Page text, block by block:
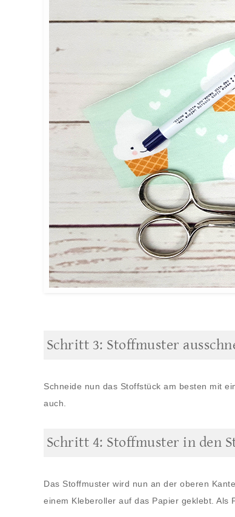
Schritt 3: Stoffmuster
Schneide nun das Stoffstück am besten mit
auch.
Schritt 4: Stoffmuster in den
Das Stoffmuster wird nun an der oberen
einem Kleberoller auf das Papier geklebt. Als